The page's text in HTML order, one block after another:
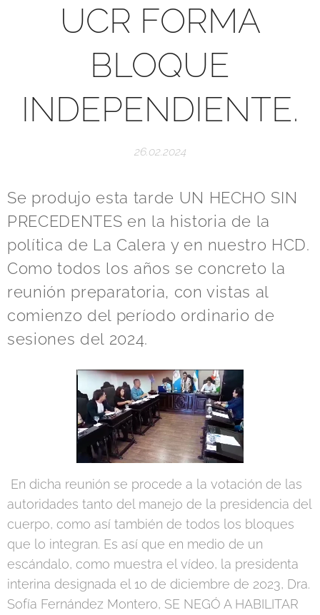
UCR FORMA
BLOQUE
INDEPENDIENTE.
26.02.2024
Se produjo esta tarde UN HECHO SIN
PRECEDENTES en la historia de la
política de La Calera y en nuestro HCD.
Como todos los años se concreto la
reunión preparatoria, con vistas al
comienzo del período ordinario de
sesiones del 2024.
En dicha reunión se procede a la votación de las
autoridades tanto del manejo de la presidencia del
cuerpo, como así también de todos los bloques
que lo integran. Es así que en medio de un
escándalo, como muestra el vídeo, la presidenta
interina designada el 10 de diciembre de 2023, Dra.
Sofía Fernández Montero, SE NEGÓ A HABILITAR